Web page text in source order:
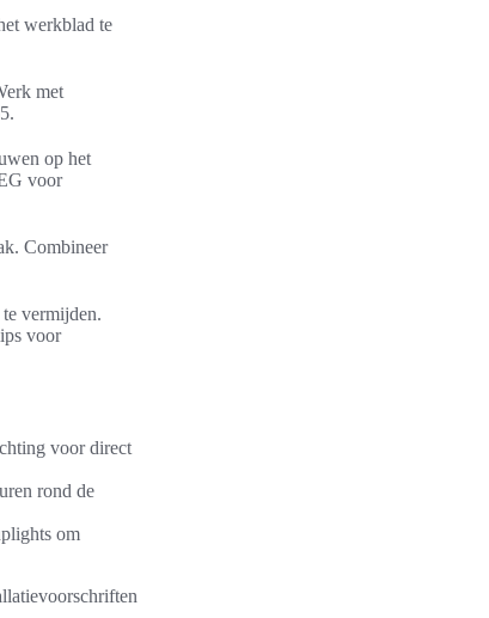
werkblad te
met
op het
voor
Combineer
vermijden.
voor
voor direct
rond de
om